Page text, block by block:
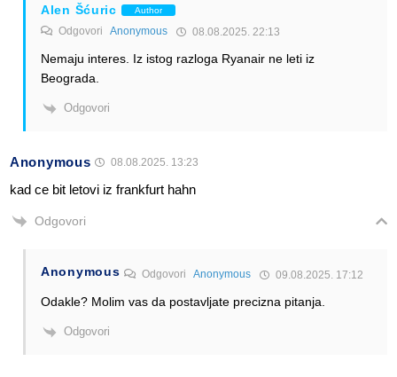
Alen Šćuric Author
Odgovori Anonymous 08.08.2025. 22:13
Nemaju interes. Iz istog razloga Ryanair ne leti iz
Beograda.
Odgovori
Anonymous 08.08.2025. 13:23
kad ce bit letovi iz frankfurt hahn
Odgovori
Anonymous OdgovoriAnonymous 09.08.2025. 17:12
Odakle? Molim vas da postavljate precizna pitanja.
Odgovori